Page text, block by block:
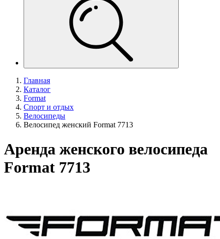
Главная
Каталог
Format
Спорт и отдых
Велосипеды
Велосипед женский Format 7713
Аренда женского велосипеда
Format 7713